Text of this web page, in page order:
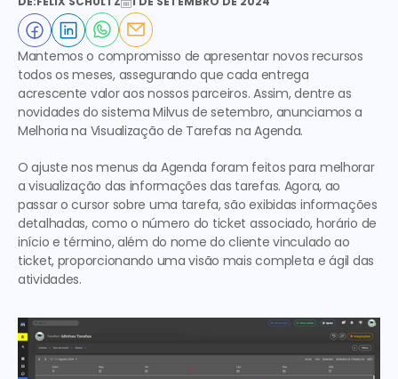
Mantemos o compromisso de apresentar novos recursos
todos os meses, assegurando que cada entrega
acrescente valor aos nossos parceiros. Assim, dentre as
novidades do sistema Milvus de setembro, anunciamos a
Melhoria na Visualização de Tarefas na Agenda.
O ajuste nos menus da Agenda foram feitos para melhorar
a visualização das informações das tarefas. Agora, ao
passar o cursor sobre uma tarefa, são exibidas informações
detalhadas, como o número do ticket associado, horário de
início e término, além do nome do cliente vinculado ao
ticket, proporcionando uma visão mais completa e ágil das
atividades.